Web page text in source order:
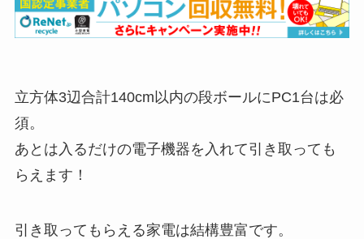
立方体3辺合計140cm以内の段ボールにPC1台は必
須。
あとは入るだけの電子機器を入れて引き取っても
らえます！
引き取ってもらえる家電は結構豊富です。